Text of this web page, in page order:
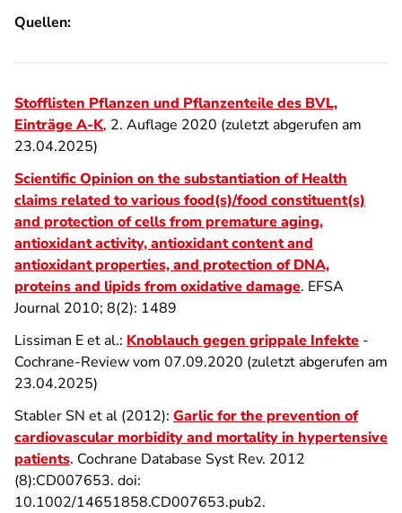
Quellen:
Stofflisten Pflanzen und Pflanzenteile des BVL,
Einträge A-K, 2. Auflage 2020 (zuletzt abgerufen am
23.04.2025)
Scientific Opinion on the substantiation of Health
claims related to various food(s)/food constituent(s)
and protection of cells from premature aging,
antioxidant activity, antioxidant content and
antioxidant properties, and protection of DNA,
proteins and lipids from oxidative damage. EFSA
Journal 2010; 8(2): 1489
Lissiman E et al.: Knoblauch gegen grippale Infekte -
Cochrane-Review vom 07.09.2020 (zuletzt abgerufen am
23.04.2025)
Stabler SN et al (2012): Garlic for the prevention of
cardiovascular morbidity and mortality in hypertensive
patients. Cochrane Database Syst Rev. 2012
(8):CD007653. doi:
10.1002/14651858.CD007653.pub2.